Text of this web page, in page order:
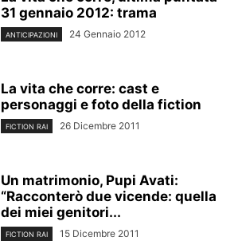
31 gennaio 2012: trama
ANTICIPAZIONI 24 Gennaio 2012
La vita che corre: cast e
personaggi e foto della fiction
FICTION RAI 26 Dicembre 2011
Un matrimonio, Pupi Avati:
“Racconterò due vicende: quella
dei miei genitori...
FICTION RAI 15 Dicembre 2011